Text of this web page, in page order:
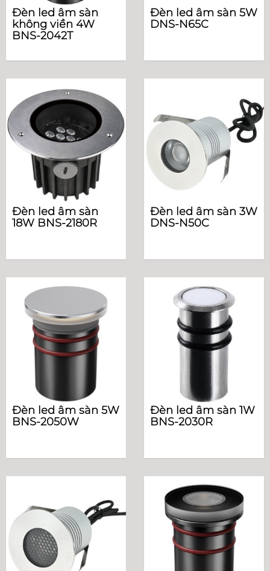
Đèn led âm sàn
không viền 4W
BNS-2042T
Đèn led âm sàn 5W
DNS-N65C
Đèn led âm sàn
18W BNS-2180R
Đèn led âm sàn 3W
DNS-N50C
Đèn led âm sàn 5W
BNS-2050W
Đèn led âm sàn 1W
BNS-2030R